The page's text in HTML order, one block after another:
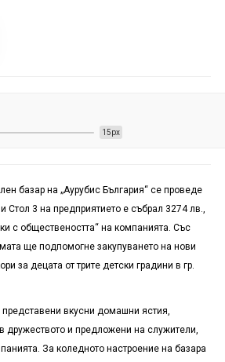
15px
базарна „Аурубис България“ се проведе
Стол 3 на предприятието е събрал 3274 лв.,
с обществеността“ на компанията. Със
ще подпомогне закупуването на нови
за децата от трите детски градини в гр.
вкусни домашни ястия,
дружеството и предложени на служители,
За коледното настроение на базара